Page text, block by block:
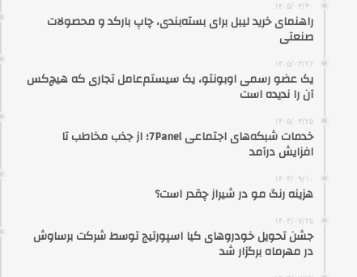
۱۴۰۵/۰۳/۳۰
راهنمای خرید لیبل برای بسته‌بندی، چاپ بارکد و محصولات
صنعتی
۱۴۰۵/۰۳/۲۶
یک عضو رسمی اوبونتو، یک سیستم‌عامل تجاری که هیچ‌کس
آن را ندیده است
۱۴۰۵/۰۳/۲۵
خدمات شبکه‌های اجتماعی 7Panel؛ از جذب مخاطب تا
افزایش درآمد
۱۴۰۴/۰۹/۱۰
هزینه رنگ مو در شیراز چقدر است؟
۱۴۰۴/۰۷/۲۵
جشن تحویل خودروهای کیا اسپورتیج توسط شرکت برساوش
در مهرماه برگزار شد